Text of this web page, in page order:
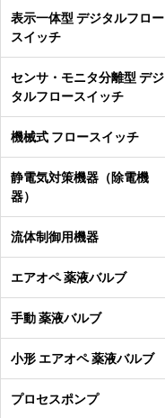
表示一体型 デジタルフロー
スイッチ
センサ・モニタ分離型 デジ
タルフロースイッチ
機械式 フロースイッチ
静電気対策機器（除電機
器）
流体制御用機器
エアオペ 薬液バルブ
手動 薬液バルブ
小形 エアオペ 薬液バルブ
プロセスポンプ